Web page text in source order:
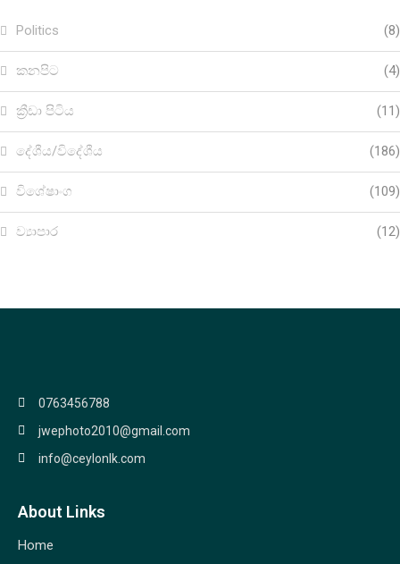
Politics (8)
කනපිට (4)
ක්‍රීඩා පිටිය (11)
දේශීය/විදේශීය (186)
විශේෂාංග (109)
ව්‍යාපාර (12)
0763456788
jwephoto2010@gmail.com
info@ceylonlk.com
About Links
Home